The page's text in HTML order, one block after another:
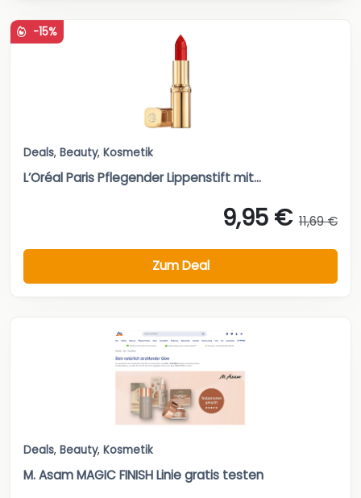
-15%
Deals, Beauty, Kosmetik
L’Oréal Paris Pflegender Lippenstift mit...
9,95 € 11,69 €
Zum Deal
Deals, Beauty, Kosmetik
M. Asam MAGIC FINISH Linie gratis testen